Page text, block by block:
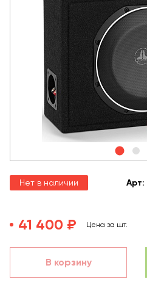
Нет в наличии Арт:
41 400 ₽ Цена за шт.
В корзину